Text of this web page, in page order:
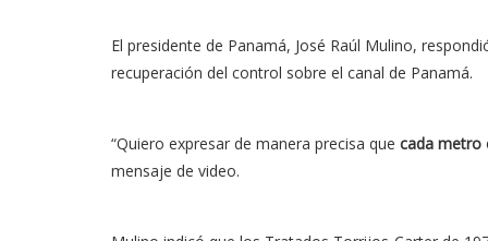
El presidente de Panamá, José Raúl Mulino,
recuperación del control sobre el canal de Panamá.
“Quiero expresar de manera precisa que cada metro
mensaje de video.